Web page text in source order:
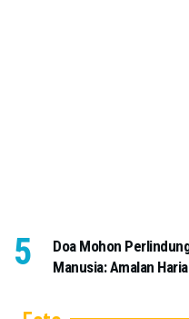
Doa Mohon
Manusia: Amalan